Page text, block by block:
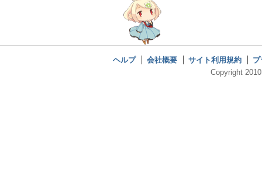
ヘルプ 会社概要 サイト利用規約
Copyright